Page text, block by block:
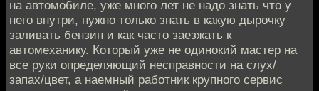
на автомобиле, уже много лет не надо знать что у
него внутри, нужно только знать в какую дырочку
заливать бензин и как часто заезжать к
автомеханику. Который уже не одинокий мастер на
все руки определяющий несправности на слух/
запах/цвет, а наемный работник крупного сервис